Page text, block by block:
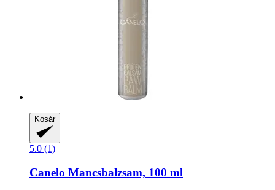
Kosár
5.0 (1)
Canelo Mancsbalzsam, 100 ml